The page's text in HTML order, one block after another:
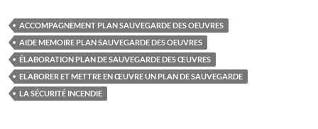
ACCOMPAGNEMENT PLAN SAUVEGARDE DES OEUVRES
AIDE MEMOIRE PLAN SAUVEGARDE DES OEUVRES
ÉLABORATION PLAN DE SAUVEGARDE DES ŒUVRES
ELABORER ET METTRE EN ŒUVRE UN PLAN DE SAUVEGARDE
LA SÉCURITÉ INCENDIE